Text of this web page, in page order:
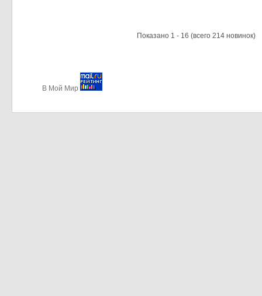
Показано 1 - 16 (всего 214 новинок)
В Мой Мир